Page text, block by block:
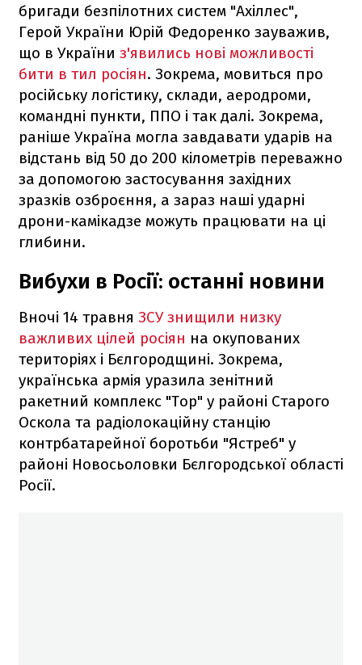
бригади безпілотних систем "Ахіллес",
Герой України Юрій Федоренко зауважив,
що в України з'явились нові можливості
бити в тил росіян. Зокрема, мовиться про
російську логістику, склади, аеродроми,
командні пункти, ППО і так далі. Зокрема,
раніше Україна могла завдавати ударів на
відстань від 50 до 200 кілометрів переважно
за допомогою застосування західних
зразків озброєння, а зараз наші ударні
дрони-камікадзе можуть працювати на ці
глибини.
Вибухи в Росії: останні новини
Вночі 14 травня ЗСУ знищили низку
важливих цілей росіян на окупованих
територіях і Бєлгородщині. Зокрема,
українська армія уразила зенітний
ракетний комплекс "Тор" у районі Старого
Оскола та радіолокаційну станцію
контрбатарейної боротьби "Ястреб" у
районі Новосьоловки Бєлгородської області
Росії.